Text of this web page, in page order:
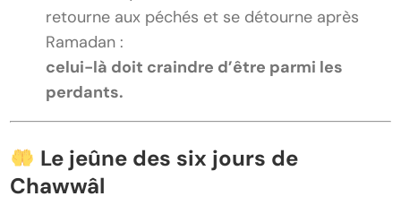
retourne aux péchés et se détourne après
Ramadan :
celui-là doit craindre d’être parmi les
perdants.
Le jeûne des six jours de
Chawwâl